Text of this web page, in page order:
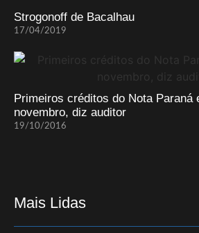
Strogonoff de Bacalhau
17/04/2019
Primeiros créditos do Nota Paraná
novembro, diz auditor
19/10/2016
Mais Lidas